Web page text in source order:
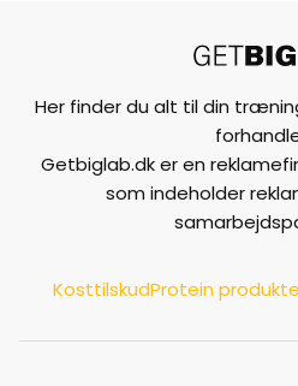
Her finder du alt til din
Getbiglab.dk er en
som indeholder
KosttilskudProtein